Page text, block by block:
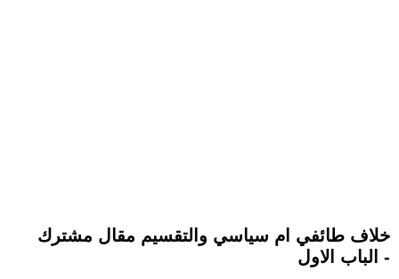
خلاف طائفي ام سياسي والتقسيم مقال مشترك
- الباب الاول